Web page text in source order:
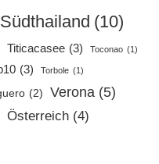
Südthailand (10)
Titicacasee (3) Toconao (1)
(3) Torbole (1)
(2) Verona (5)
Österreich (4)